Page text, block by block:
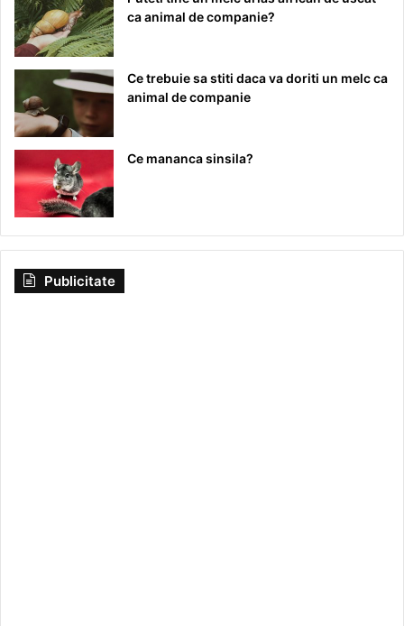
ca animal de companie?
Ce trebuie sa stiti daca va doriti un melc ca
animal de companie
Ce mananca sinsila?
Publicitate